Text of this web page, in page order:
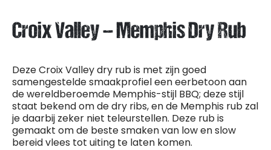
Croix Valley – Memphis Dry Rub
Deze Croix Valley dry rub is met zijn goed
samengestelde smaakprofiel een eerbetoon aan
de wereldberoemde Memphis-stijl BBQ; deze stijl
staat bekend om de dry ribs, en de Memphis rub zal
je daarbij zeker niet teleurstellen. Deze rub is
gemaakt om de beste smaken van low en slow
bereid vlees tot uiting te laten komen.